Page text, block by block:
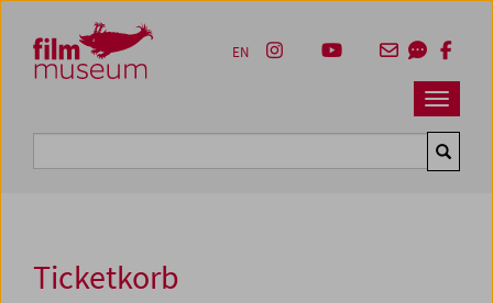
Zum Inhalt
Zum Hauptmenü
Zur Servicenavigation
Zum Suche
Navbar
EN
Ticketkorb